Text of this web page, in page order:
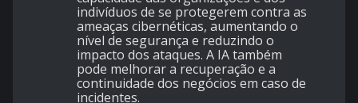
indivíduos de se protegerem contra as
ameaças cibernéticas, aumentando o
nível de segurança e reduzindo o
impacto dos ataques. A IA também
pode melhorar a recuperação e a
continuidade dos negócios em caso de
incidentes.